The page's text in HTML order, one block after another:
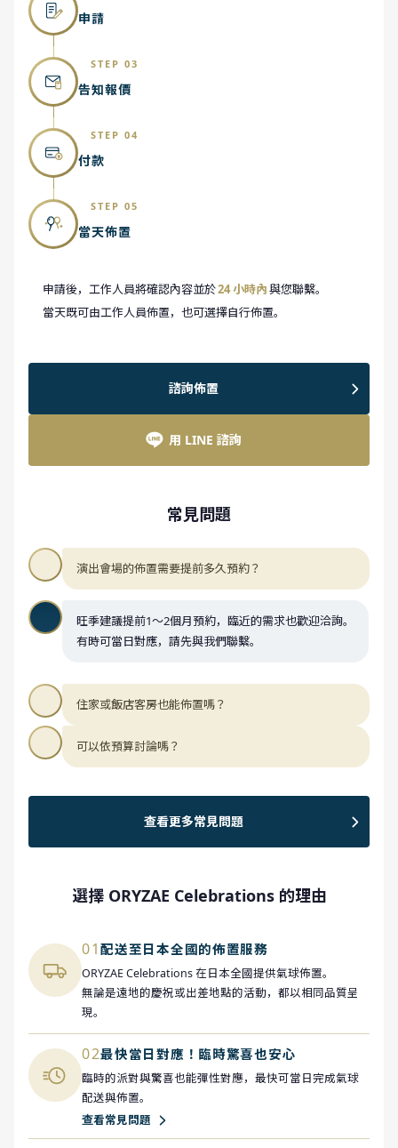
申請
STEP 03
告知報價
STEP 04
付款
STEP 05
當天佈置
申請後，工作人員將確認內容並於24 小時內與您聯繫。
當天既可由工作人員佈置，也可選擇自行佈置。
諮詢佈置
用 LINE 諮詢
常見問題
演出會場的佈置需要提前多久預約？
旺季建議提前1～2個月預約，臨近的需求也歡迎洽詢。
有時可當日對應，請先與我們聯繫。
住家或飯店客房也能佈置嗎？
可以依預算討論嗎？
查看更多常見問題
選擇 ORYZAE Celebrations 的理由
01配送至日本全國的佈置服務
ORYZAE Celebrations 在日本全國提供氣球佈置。
無論是遠地的慶祝或出差地點的活動，都以相同品質呈
現。
02最快當日對應！臨時驚喜也安心
臨時的派對與驚喜也能彈性對應，最快可當日完成氣球
配送與佈置。
查看常見問題